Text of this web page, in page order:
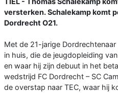
versterken. Schalekamp komt
Dordrecht O21.
Met de 21-jarige
in huis, die de jeugdopleiding
en waar hij zijn debuut in het
wedstrijd FC Dordrecht – SC
de overstap naar TEC, waar hij